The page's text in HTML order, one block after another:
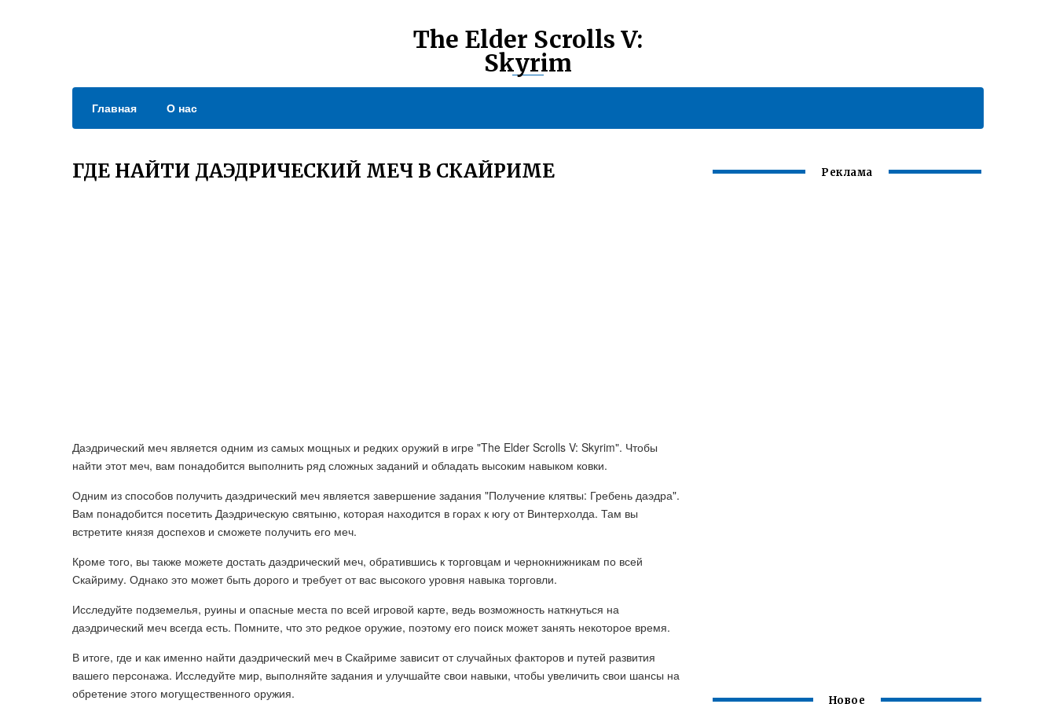
The Elder Scrolls V:
Skyrim
Главная О нас
ГДЕ НАЙТИ ДАЭДРИЧЕСКИЙ МЕЧ В СКАЙРИМЕ
Даэдрический меч является одним из самых мощных и редких оружий в игре "The Elder Scrolls V: Skyrim". Чтобы
найти этот меч, вам понадобится выполнить ряд сложных заданий и обладать высоким навыком ковки.
Одним из способов получить даэдрический меч является завершение задания "Получение клятвы: Гребень даэдра".
Вам понадобится посетить Даэдрическую святыню, которая находится в горах к югу от Винтерхолда. Там вы
встретите князя доспехов и сможете получить его меч.
Кроме того, вы также можете достать даэдрический меч, обратившись к торговцам и чернокнижникам по всей
Скайриму. Однако это может быть дорого и требует от вас высокого уровня навыка торговли.
Исследуйте подземелья, руины и опасные места по всей игровой карте, ведь возможность наткнуться на
даэдрический меч всегда есть. Помните, что это редкое оружие, поэтому его поиск может занять некоторое время.
В итоге, где и как именно найти даэдрический меч в Скайриме зависит от случайных факторов и путей развития
вашего персонажа. Исследуйте мир, выполняйте задания и улучшайте свои навыки, чтобы увеличить свои шансы на
обретение этого могущественного оружия.
Реклама
Новое